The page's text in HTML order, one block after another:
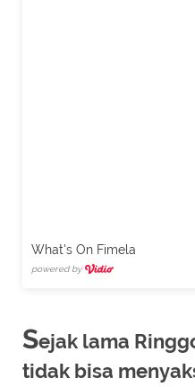
What's On Fimela
powered by
Sejak lama
tidak bisa